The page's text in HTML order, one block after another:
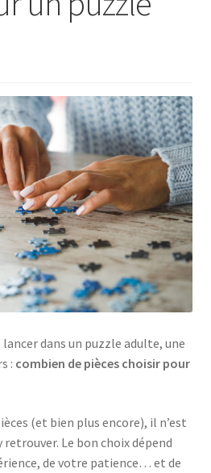
lancer dans un puzzle adulte, une
: combien de pièces choisir pour
(et bien plus encore), il n’est
retrouver. Le bon choix dépend
de votre patience… et de